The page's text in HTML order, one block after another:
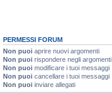
PERMESSI FORUM
Non puoi aprire nuovi argomenti
Non puoi rispondere negli argomenti
Non puoi modificare i tuoi messaggi
Non puoi cancellare i tuoi messaggi
Non puoi inviare allegati